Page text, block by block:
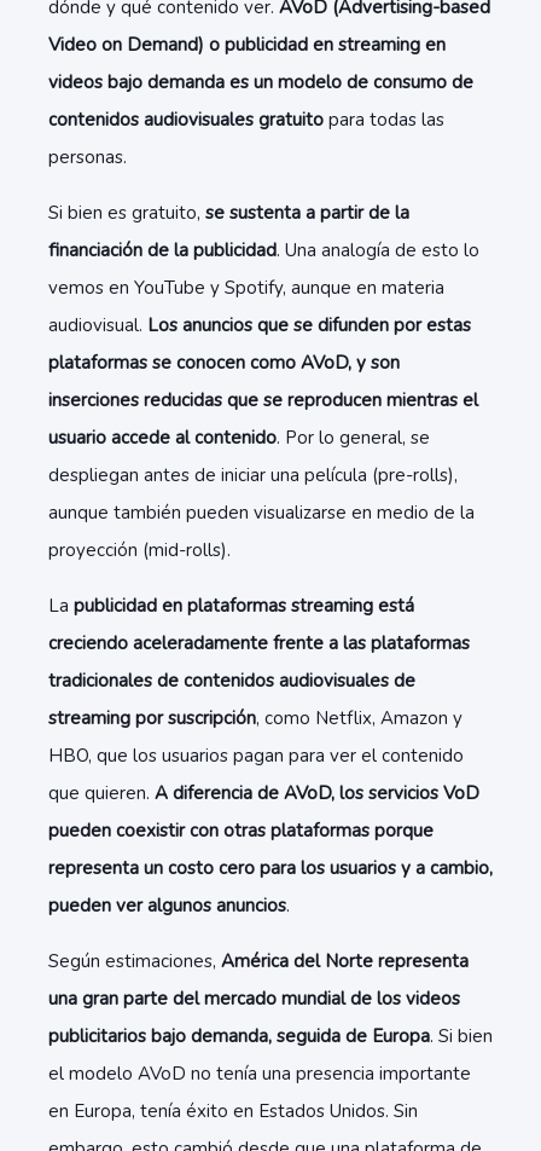
dónde y qué contenido ver. AVoD (Advertising-based
Video on Demand) o publicidad en streaming en
videos bajo demanda es un modelo de consumo de
contenidos audiovisuales gratuito para todas las
personas.
Si bien es gratuito, se sustenta a partir de la
financiación de la publicidad. Una analogía de esto lo
vemos en YouTube y Spotify, aunque en materia
audiovisual. Los anuncios que se difunden por estas
plataformas se conocen como AVoD, y son
inserciones reducidas que se reproducen mientras el
usuario accede al contenido. Por lo general, se
despliegan antes de iniciar una película (pre-rolls),
aunque también pueden visualizarse en medio de la
proyección (mid-rolls).
La publicidad en plataformas streaming está
creciendo aceleradamente frente a las plataformas
tradicionales de contenidos audiovisuales de
streaming por suscripción, como Netflix, Amazon y
HBO, que los usuarios pagan para ver el contenido
que quieren. A diferencia de AVoD, los servicios VoD
pueden coexistir con otras plataformas porque
representa un costo cero para los usuarios y a cambio,
pueden ver algunos anuncios.
Según estimaciones, América del Norte representa
una gran parte del mercado mundial de los videos
publicitarios bajo demanda, seguida de Europa. Si bien
el modelo AVoD no tenía una presencia importante
en Europa, tenía éxito en Estados Unidos. Sin